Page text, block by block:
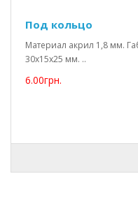
Под кольцо
Материал акрил 1,8 мм.
30х15х25 мм. ..
6.00грн.